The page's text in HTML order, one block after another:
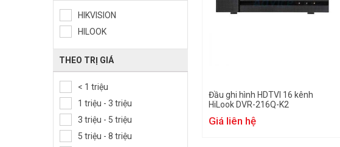
HIKVISION
HILOOK
THEO TRỊ GIÁ
< 1 triệu
1 triệu - 3 triệu
3 triệu - 5 triệu
5 triệu - 8 triệu
Đầu ghi hình HDTVI 16 kênh
HiLook DVR-216Q-K2
Giá liên hệ